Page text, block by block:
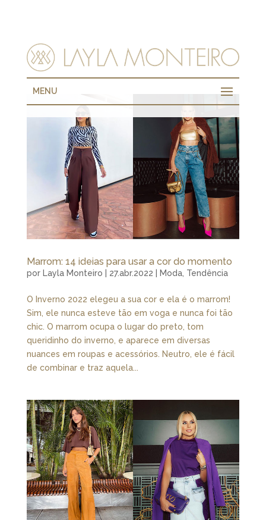
MENU
Marrom: 14 ideias para usar a cor do momento
por Layla Monteiro 27.abr.2022 Moda, Tendência
O Inverno 2022 elegeu a sua cor e ela é o marrom!
Sim, ele nunca esteve tão em voga e nunca foi tão
chic. O marrom ocupa o lugar do preto, tom
queridinho do inverno, e aparece em diversas
nuances em roupas e acessórios. Neutro, ele é fácil
de combinar e traz aquela...